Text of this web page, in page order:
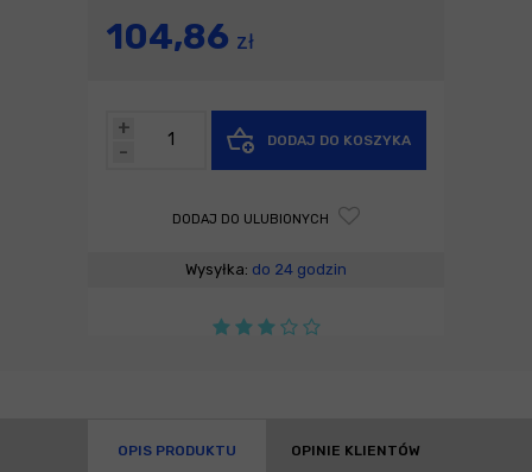
104,86 zł
-
+
DODAJ DO KOSZYKA
DODAJ DO ULUBIONYCH
Wysyłka: do 24 godzin
OPIS PRODUKTU OPINIE KLIENTÓW